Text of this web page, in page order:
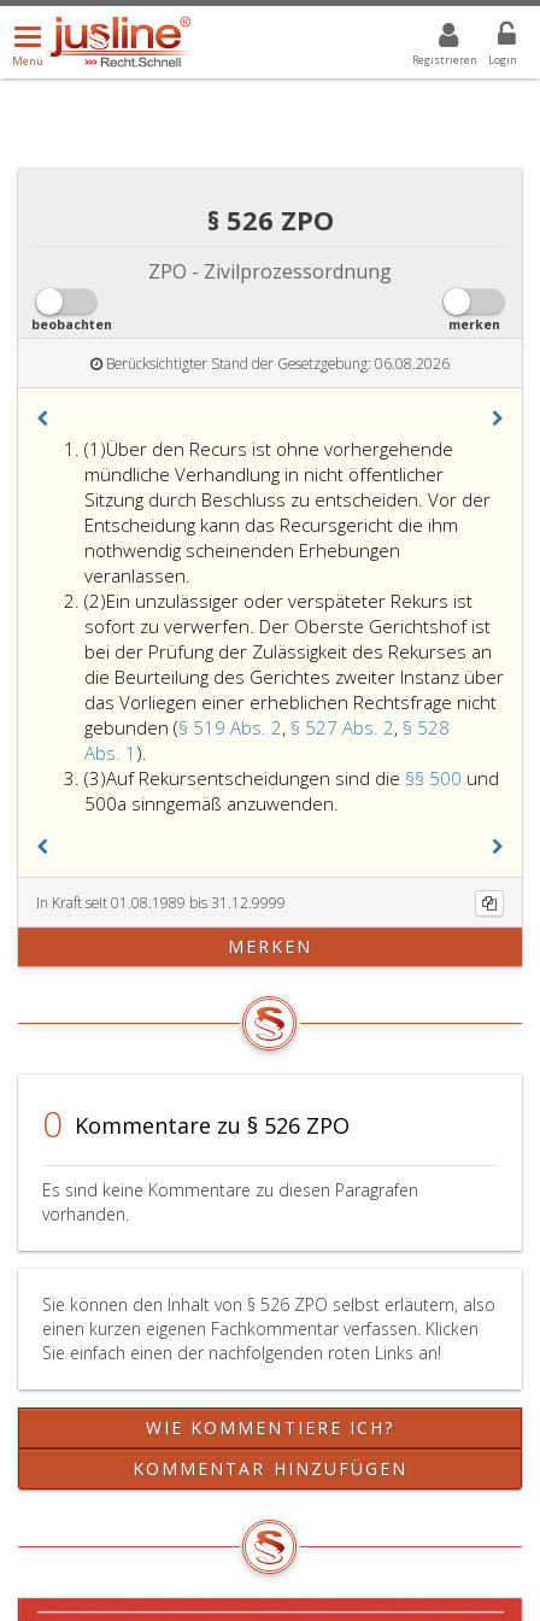
Registrieren Login
Menü
öffnen/schließen
Menü
ALLE DROPDOWN: GEWÄHLTER WERT IST ALLE
§ 526 ZPO
ZPO - Zivilprozessordnung
beobachten merken
Berücksichtigter Stand der Gesetzgebung: 06.08.2026
(1)Absatz
eins
Über den Recurs ist ohne vorhergehende
mündliche Verhandlung in nicht öffentlicher
Sitzung durch Beschluss zu entscheiden. Vor der
Entscheidung kann das Recursgericht die ihm
nothwendig scheinenden Erhebungen
veranlassen.
(2)Absatz
2
Ein unzulässiger oder verspäteter Rekurs ist
sofort zu verwerfen. Der Oberste Gerichtshof ist
bei der Prüfung der Zulässigkeit des Rekurses an
die Beurteilung des Gerichtes zweiter Instanz über
das Vorliegen einer erheblichen Rechtsfrage nicht
gebunden (§ 519 Abs. 2, § 527 Abs. 2, § 528
Abs. 1 ).
unzulässiger
oder
ist
sofort
zu
verwerfen.
Gerichtshof
bei
Prüfung
Zulässigkeit
an
Beurteilung
des
Gerichtes
zweiter
Instanz
über
das
Vorliegen
erheblichen
Rechtsfrage
gebunden
(3)Absatz
3
Auf Rekursentscheidungen sind die §§ 500 und
500a sinngemäß anzuwenden.
die
500
anzuwenden.
In Kraft seit 01.08.1989 bis 31.12.9999
MERKEN
0 Kommentare zu § 526 ZPO
Es sind keine Kommentare zu diesen Paragrafen
vorhanden.
Sie können den Inhalt von § 526 ZPO selbst erläutern, also
einen kurzen eigenen Fachkommentar verfassen. Klicken
Sie einfach einen der nachfolgenden roten Links an!
WIE KOMMENTIERE ICH?
KOMMENTAR HINZUFÜGEN